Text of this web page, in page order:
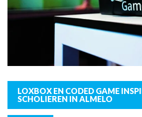
LOXBOX EN CODED GAME
SCHOLIEREN IN ALMELO